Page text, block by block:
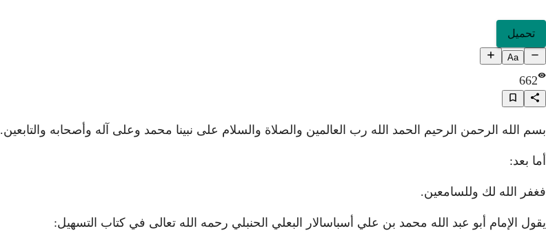
تحميل
Aa
662
بسم الله الرحمن الرحيم الحمد الله رب العالمين والصلاة والسلام على نبينا محمد وعلى آله وأصحابه والتابعين.
أما بعد:
فغفر الله لك وللسامعين.
يقول الإمام أبو عبد الله محمد بن علي أسباسالار البعلي الحنبلي رحمه الله تعالى في كتاب التسهيل: